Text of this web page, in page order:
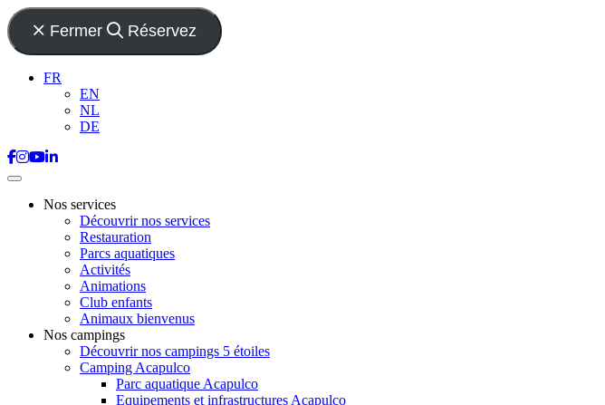
Fermer Réservez
FR
EN
NL
DE
Nos services
Découvrir nos services
Restauration
Parcs aquatiques
Activités
Animations
Club enfants
Animaux bienvenus
Nos campings
Découvrir nos campings 5 étoiles
Camping Acapulco
Parc aquatique Acapulco
Equipements et infrastructures Acapulco